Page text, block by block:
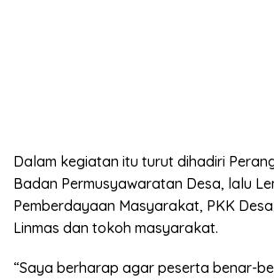
Dalam kegiatan itu turut dihadiri
Badan Permusyawaratan Desa, lalu
Pemberdayaan Masyarakat, PKK
Linmas dan tokoh masyarakat.
“Saya berharap agar peserta benar-